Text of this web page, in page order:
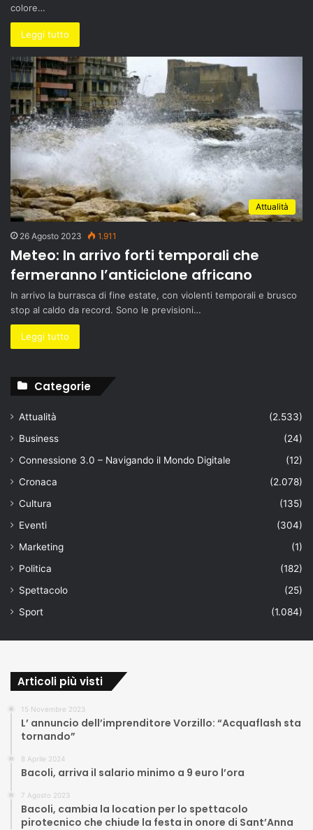
colore…
Leggi tutto
Attualità
26 Agosto 2023 1.911
Meteo: In arrivo forti temporali che
fermeranno l’anticiclone africano
In arrivo la burrasca di fine estate, con violenti temporali e brusco
stop al caldo da record. Sono le previsioni…
Leggi tutto
Categorie
Attualità
(2.533)
Business
(24)
Connessione 3.0 – Navigando il Mondo Digitale
(12)
Cronaca
(2.078)
Cultura
(135)
Eventi
(304)
Marketing
(1)
Politica
(182)
Spettacolo
(25)
Sport
(1.084)
Articoli più visti
15 Novembre 2023
L’ annuncio dell’imprenditore Vorzillo: “Acquaflash sta
tornando”
8 Aprile 2024
Bacoli, arriva il salario minimo a 9 euro l’ora
7 Agosto 2023
Bacoli, cambia la location per lo spettacolo
pirotecnico che chiude la festa in onore di Sant’Anna